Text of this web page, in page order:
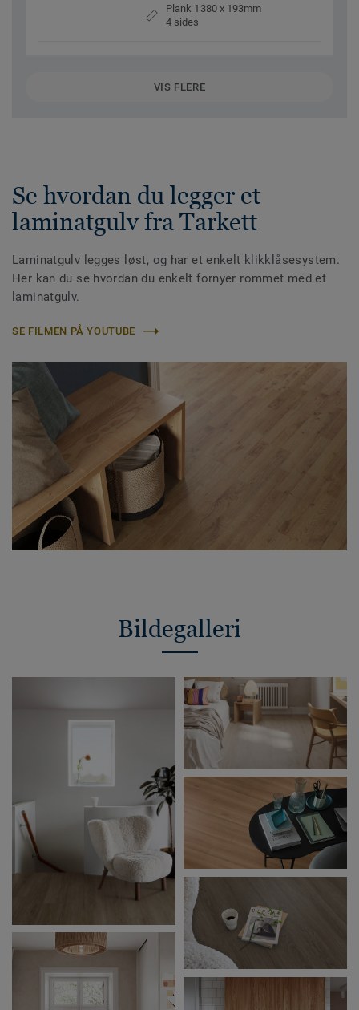
Plank 1380 x 193mm
4 sides
VIS FLERE
Se hvordan du legger et
laminatgulv fra Tarkett
Laminatgulv legges løst, og har et enkelt klikklåsesystem.
Her kan du se hvordan du enkelt fornyer rommet med et
laminatgulv.
SE FILMEN PÅ YOUTUBE
Bildegalleri